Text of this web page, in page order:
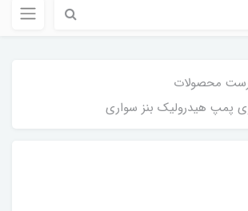
محصولات
پمپ هیدرولیک بنز سواری